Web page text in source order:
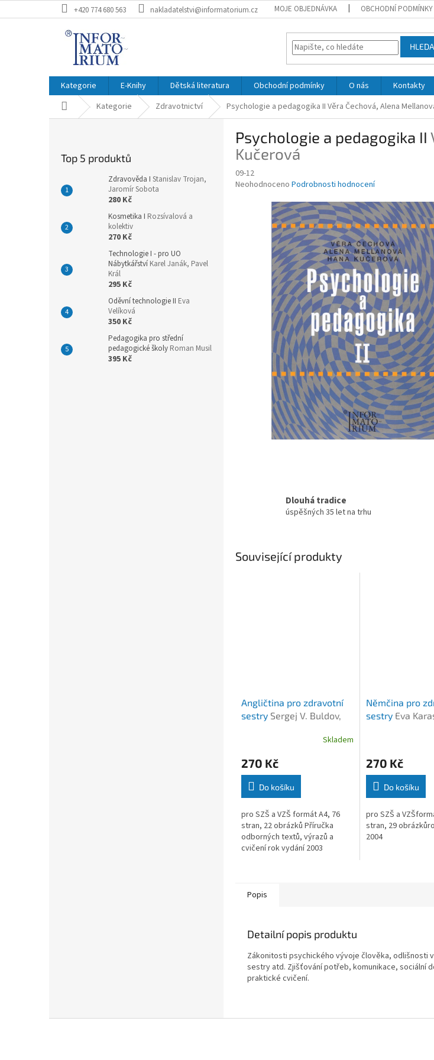
na
+420 774 680 563 nakladatelstvi@informatorium.cz MOJE OBJEDNÁVKA OBCHODNÍ PODMÍNKY
Kategorie E-Knihy Dětská literatura Obchodní podmínky O nás
Kontakty
Domů Kategorie Zdravotnictví Psychologie a pedagogika II Věra Čechová, Alena
Top 5 produktů
Zdravověda I Stanislav Trojan,
Jaromír Sobota
280 Kč
Kosmetika I Rozsívalová a
kolektiv
270 Kč
Technologie I - pro UO
Nábytkářství Karel Janák, Pavel
Král
295 Kč
Oděvní technologie II Eva
Velíková
350 Kč
Pedagogika pro střední
pedagogické školy Roman Musil
395 Kč
Psychologie a pedagogika II
Kučerová
09-12
Průměrné
hvězdiček.
Neohodnoceno Podrobnosti hodnocení
Dlouhá tradice
úspěšných 35 let na trhu
Související produkty
Angličtina pro zdravotní
sestry Sergej V. Buldov,
Skladem
270 Kč
Do košíku
pro SZŠ a VZŠ formát A4, 76
stran, 22 obrázků Příručka
odborných textů, výrazů a
cvičení rok vydání 2003
Němčina pro
sestry Eva
270 Kč
Do košíku
pro SZŠ a
stran, 29
2004
Popis
Detailní popis produktu
Zákonitosti psychického vývoje člověka, odlišnosti
sestry atd. Zjišťování potřeb, komunikace, sociální
praktické cvičení.